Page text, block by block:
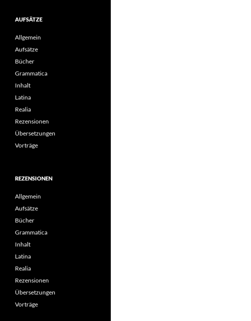
AUFSÄTZE
Allgemein
Aufsätze
Bücher
Grammatica
Inhalt
Latina
Realia
Rezensionen
Übersetzungen
Vorträge
REZENSIONEN
Allgemein
Aufsätze
Bücher
Grammatica
Inhalt
Latina
Realia
Rezensionen
Übersetzungen
Vorträge